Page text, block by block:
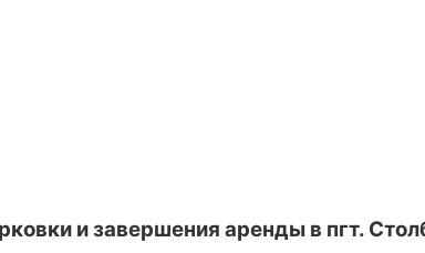
и завершения аренды в пгт.